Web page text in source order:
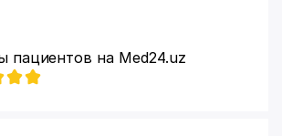
пациентов на Med24.uz